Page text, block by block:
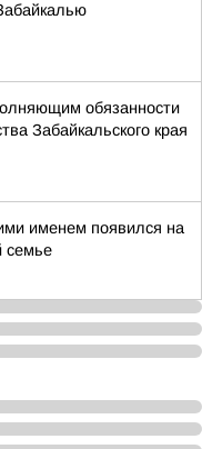
обязанности
Забайкальского края
именем появился на
семье